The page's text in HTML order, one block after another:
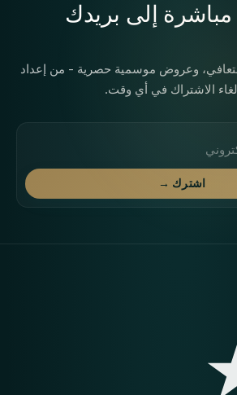
مباشرة إلى بريدك
وعروض موسمية حصرية - من إعداد
الاشتراك في أي وقت.
اشترك →